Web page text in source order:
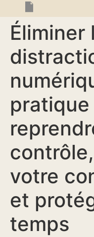
Éliminer
votre
et
temps